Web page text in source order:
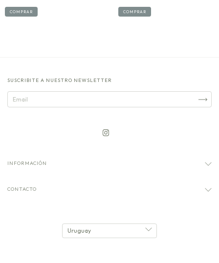
COMPRAR COMPRAR
SUSCRIBITE A NUESTRO NEWSLETTER
INFORMACIÓN
CONTACTO